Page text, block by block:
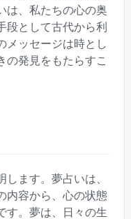
は、私たちの心の奥
段として古代から利
メッセージは時とし
の発見をもたらすこ
ます。夢占いは、
内容から、心の状態
す。夢は、日々の生